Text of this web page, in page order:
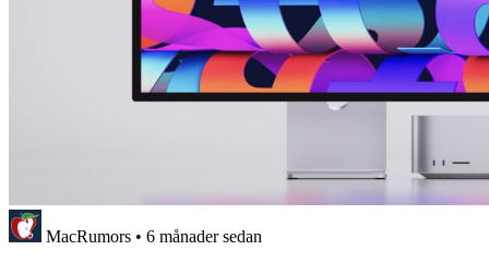
MacRumors • 6 månader sedan